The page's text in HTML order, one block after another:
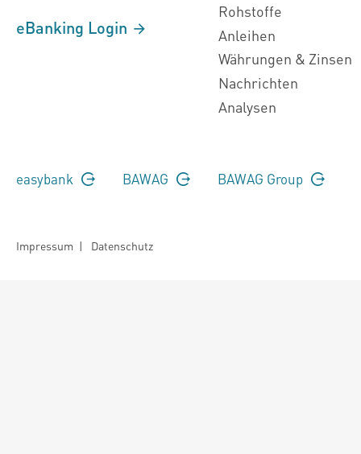
eBanking Login
Rohstoffe
Anleihen
Währungen & Zinsen
Nachrichten
Analysen
easybank BAWAG BAWAG Group
Impressum | Datenschutz